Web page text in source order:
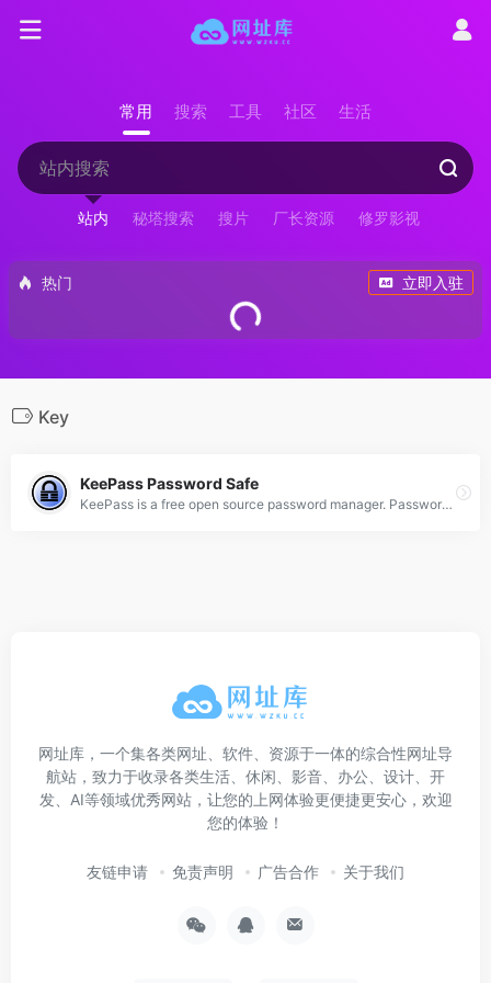
常用 搜索 工具 社区 生活
站内 秘塔搜索 搜片 厂长资源 修罗影视
热门 立即入驻
Key
KeePass Password Safe
KeePass is a free open source password manager. Passwords can be stored in an encrypted database, which can be unlocked with one master key.
网址库，一个集各类网址、软件、资源于一体的综合性网址导
航站，致力于收录各类生活、休闲、影音、办公、设计、开
发、AI等领域优秀网站，让您的上网体验更便捷更安心，欢迎
您的体验！
友链申请 免责声明 广告合作 关于我们